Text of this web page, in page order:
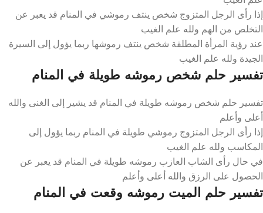
إذا رأى الرجل المتزوج شخص ينتف رموشي في المنام قد يعبر عن
التخلص من الهم ولله علم الغيب
عند رؤية المرأة المطلقة شخص ينتف رموشها ربما يؤول إلى السيرة
الجيدة ولله علم الغيب
تفسير حلم شخص رموشه طويلة في المنام
تفسير حلم شخص رموشه طويلة في المنام قد يشير إلى الغنى والله
أعلى وأعلم
إذا رأى الرجل المتزوج رموشي طويلة في المنام ربما يؤول إلى
المكاسب ولله علم الغيب
في حال رأى الشاب العازب رموشه طويلة في المنام قد يعبر عن
الحصول على الرزق والله أعلى وأعلم
تفسير حلم الميت رموشه وقعت في المنام